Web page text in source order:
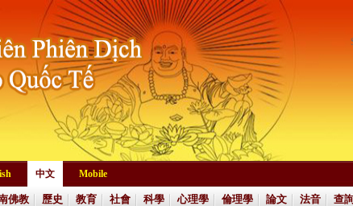
中文 Mobile
佛教 歷史 教育 社會 科學 心理學 倫理學 論文 法音 查